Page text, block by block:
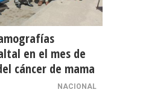
en el mes de
cáncer de mama
NACIONAL